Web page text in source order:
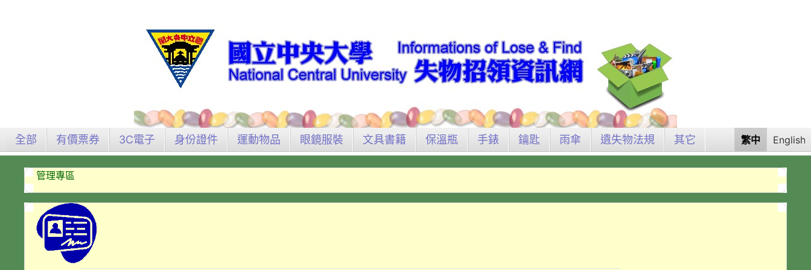
全部 有價票券 3C電子 身份證件 運動物品 眼鏡服裝 文具書籍 保溫瓶 手錶 鑰匙 雨傘 遺失物法規 其它 繁中 English
管理專區